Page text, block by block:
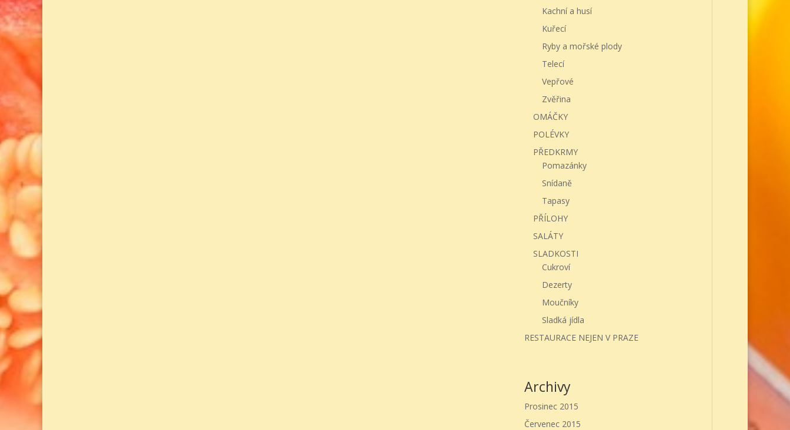
Kachní a husí
Kuřecí
Ryby a mořské plody
Telecí
Vepřové
Zvěřina
OMÁČKY
POLÉVKY
PŘEDKRMY
Pomazánky
Snídaně
Tapasy
PŘÍLOHY
SALÁTY
SLADKOSTI
Cukroví
Dezerty
Moučníky
Sladká jídla
RESTAURACE NEJEN V PRAZE
Archivy
Prosinec 2015
Červenec 2015